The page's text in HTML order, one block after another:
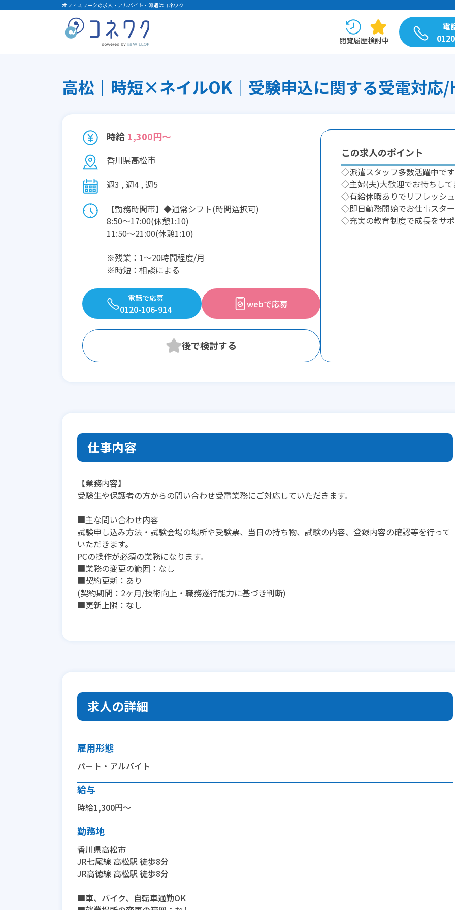
オフィスワークの求人・アルバイト・派遣はコネワク
閲覧履歴検討中
電
高松｜時短×ネイルOK｜受験申込に関する受電対応
時給 1,300円～
香川県高松市
週3 , 週4 , 週5
【勤務時間帯】◆通常シフト(時間選択可)
8:50〜17:00(休憩1:10)
11:50〜21:00(休憩1:10)
※残業：1〜20時間程度/月
※時短：相談による
電話で応募
0120-106-914 webで応募
この求人のポイント
◇派遣スタッフ多数活躍中です
◇主婦(夫)大歓迎でお待ちして
◇有給休暇ありでリフレッシ
◇即日勤務開始でお仕事スタ
◇充実の教育制度で成長をサ
仕事内容
【業務内容】
受験生や保護者の方からの問い合わせ受電業務にご対応していただきます。
■主な問い合わせ内容
試験申し込み方法・試験会場の場所や受験票、当日の持ち物、試験の内容、登録内容の確認等を行って
いただきます。
PCの操作が必須の業務になります。
■業務の変更の範囲：なし
■契約更新：あり
(契約期間：2ヶ月/技術向上・職務遂行能力に基づき判断)
■更新上限：なし
求人の詳細
雇用形態
パート・アルバイト
給与
時給1,300円～
勤務地
香川県高松市
JR七尾線 高松駅 徒歩8分
JR高徳線 高松駅 徒歩8分
■車、バイク、自転車通勤OK